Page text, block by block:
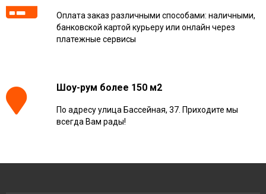
Оплата заказ различными способами: наличными,
банковской картой курьеру или онлайн через
платежные сервисы
Шоу-рум более 150 м2
По адресу улица Бассейная, 37. Приходите мы
всегда Вам рады!